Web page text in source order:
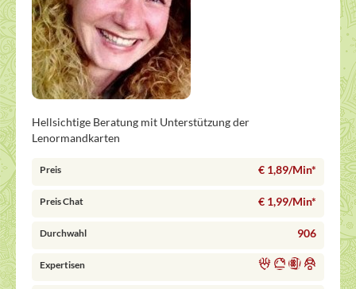
Hellsichtige Beratung mit Unterstützung der
Lenormandkarten
Preis € 1,89/Min*
Preis Chat € 1,99/Min*
Durchwahl 906
Expertisen